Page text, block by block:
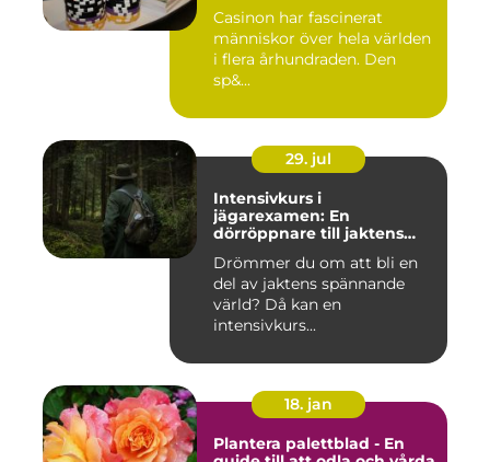
Casinon har fascinerat
människor över hela världen
i flera århundraden. Den
sp&...
29. jul
Intensivkurs i
jägarexamen: En
dörröppnare till jaktens
Drömmer du om att bli en
del av jaktens spännande
värld? Då kan en
intensivkurs...
18. jan
Plantera palettblad - En